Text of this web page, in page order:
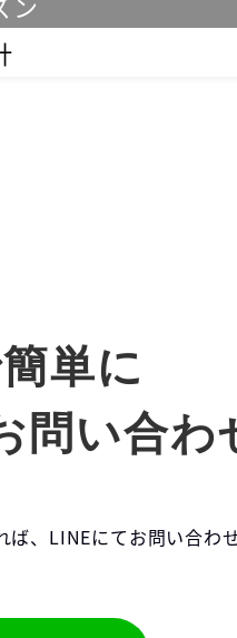
単に
問い合わ
ば、LINEにてお問い合わ